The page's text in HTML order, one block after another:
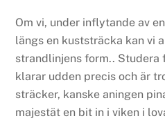
Om vi, under inflytande av
längs en kuststräcka kan vi
strandlinjens form.. Studera
klarar udden precis och är
sträcker, kanske aningen
majestät en bit in i viken i